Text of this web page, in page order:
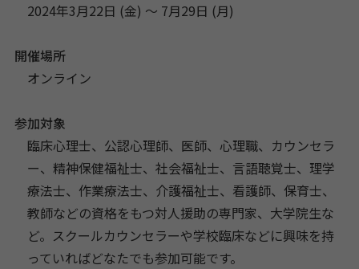
2024年3月22日 (金) 〜 7月29日 (月)
開催場所
オンライン
参加対象
臨床心理士、公認心理師、医師、心理職、カウンセラ
ー、精神保健福祉士、社会福祉士、言語聴覚士、理学
療法士、作業療法士、介護福祉士、看護師、保育士、
教師などの資格をもつ対人援助の専門家、大学院生な
ど。スクールカウンセラーや学校臨床などに興味を持
っていればどなたでも参加可能です。